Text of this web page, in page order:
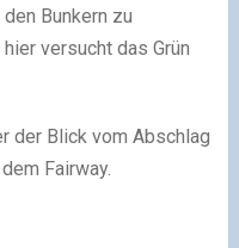
Bunkern zu
versucht das Grün
der Blick vom Abschlag
Fairway.